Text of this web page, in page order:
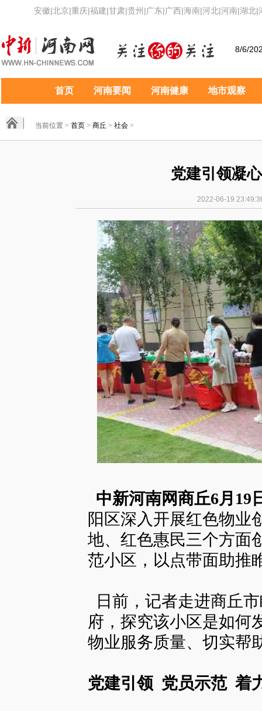
安徽|北京|重庆|福建|甘肃|贵州 |广东|广西|海南|河北|河南|湖北|
8/6/
首页 河南要闻 河南健康 地市观察
当前位置 > 首页 > 商丘 > 社会 >
党建引领凝
2022-06-19
中新河南网商丘6月19
阳区深入开展红色物业
地、红色惠民三个方面
范小区，以点带面助推
日前，记者走进商丘
府，探究该小区是如何
物业服务质量、切实帮
党建引领 党员示范 着